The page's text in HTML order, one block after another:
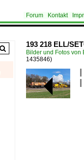
Forum Kontakt
193 218 ELL/
Bilder und Fotos von
1435846)